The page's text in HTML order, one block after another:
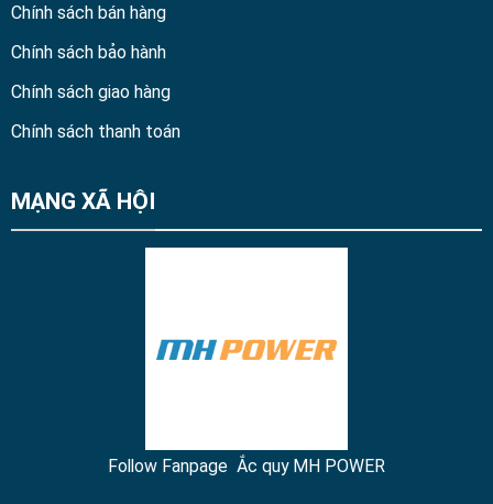
Chính sách bán hàng
Chính sách bảo hành
Chính sách giao hàng
Chính sách thanh toán
MẠNG XÃ HỘI
Follow Fanpage Ắc quy MH POWER